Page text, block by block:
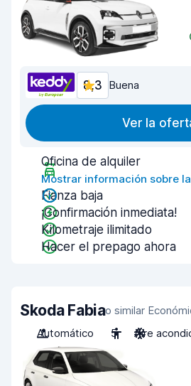
8,3 Buena
Ver la
Oficina de alquiler
Mostrar información sobre
Fianza baja
¡Confirmación inmediata!
Kilometraje ilimitado
Hacer el prepago ahora
Skoda Fabiao similar
Automático
5 Aire